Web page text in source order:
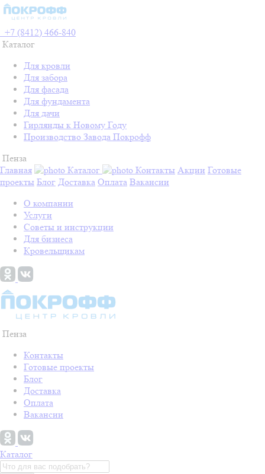
+7 (8412) 466-840
Каталог
Для кровли
Для забора
Для фасада
Для фундамента
Для дачи
Гирлянды к Новому Году
Производство Завода Покрофф
Пенза
Главная
Каталог Контакты Акции Готовые
проекты Блог Доставка Оплата Вакансии
О компании
Услуги
Советы и инструкции
Для бизнеса
Кровельщикам
Пенза
Контакты
Готовые проекты
Блог
Доставка
Оплата
Вакансии
Каталог